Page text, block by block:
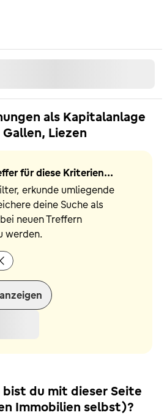
als Kapitalanlage
Liezen
für diese Kriterien...
erkunde umliegende
deine Suche als
neuen Treffern
werden.
du mit dieser Seite
Immobilien selbst)?